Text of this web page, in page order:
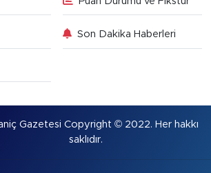
Son Dakika Haberleri
Gazetesi Copyright © 2022. Her hakkı
saklıdır.